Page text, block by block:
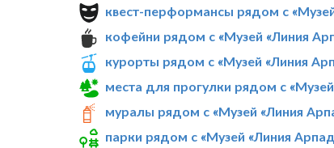
квест-перформансы рядом с
кофейни рядом с «Музей «Линия
курорты рядом с «Музей «Линия
места для прогулки рядом с
муралы рядом с «Музей «Линия
парки рядом с «Музей «Линия